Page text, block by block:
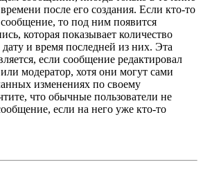
после его создания. Если кто-то
то под ним появится
которая показывает количество
и время последней из них. Эта
если сообщение редактировал
модератор, хотя они могут сами
изменениях по своему
что обычные пользователи не
если на него уже кто-то